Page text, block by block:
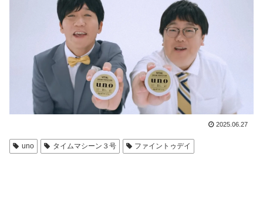
2025.06.27
uno タイムマシーン３号 ファイントゥデイ